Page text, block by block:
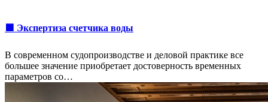
🟩 Экспертиза счетчика воды
В современном судопроизводстве и деловой практике все
большее значение приобретает достоверность временных
параметров со…